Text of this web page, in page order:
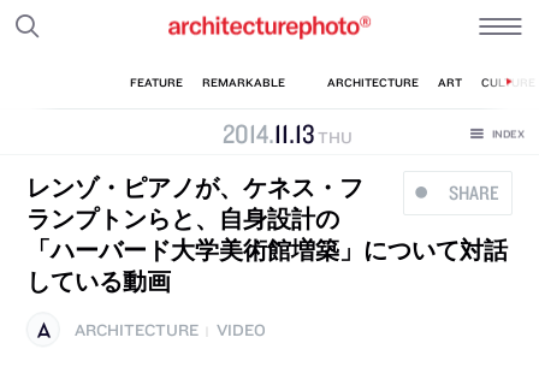
2014.11.13THU
SHARE
レンゾ・ピアノが、ケネス・フ
ランプトンらと、自身設計の
「ハーバード大学美術館増築」について対話
している動画
ARCHITECTURE VIDEO